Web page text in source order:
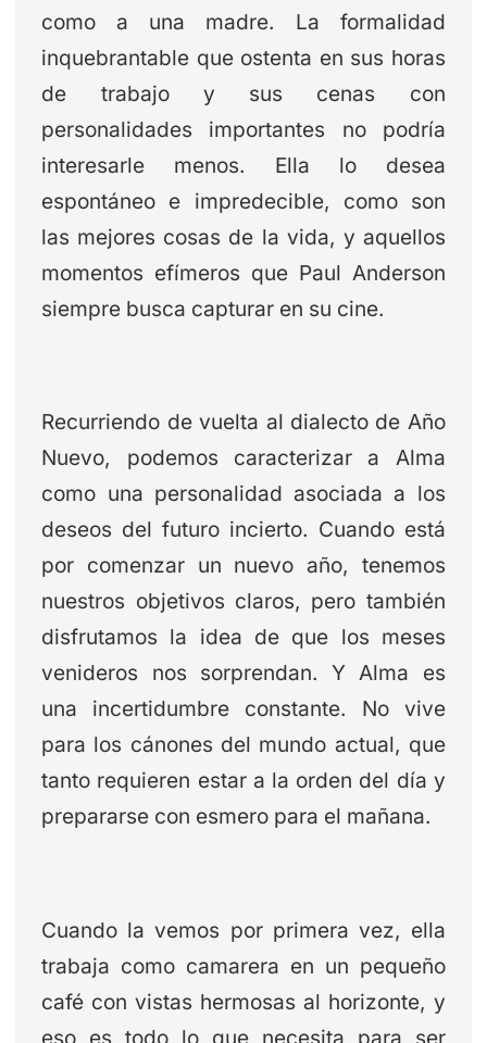
como a una madre. La formalidad
inquebrantable que ostenta en sus horas
de trabajo y sus cenas con
personalidades importantes no podría
interesarle menos. Ella lo desea
espontáneo e impredecible, como son
las mejores cosas de la vida, y aquellos
momentos efímeros que Paul Anderson
siempre busca capturar en su cine.
Recurriendo de vuelta al dialecto de Año
Nuevo, podemos caracterizar a Alma
como una personalidad asociada a los
deseos del futuro incierto. Cuando está
por comenzar un nuevo año, tenemos
nuestros objetivos claros, pero también
disfrutamos la idea de que los meses
venideros nos sorprendan. Y Alma es
una incertidumbre constante. No vive
para los cánones del mundo actual, que
tanto requieren estar a la orden del día y
prepararse con esmero para el mañana.
Cuando la vemos por primera vez, ella
trabaja como camarera en un pequeño
café con vistas hermosas al horizonte, y
eso es todo lo que necesita para ser